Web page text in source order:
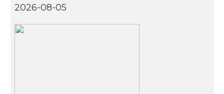
2026-08-05